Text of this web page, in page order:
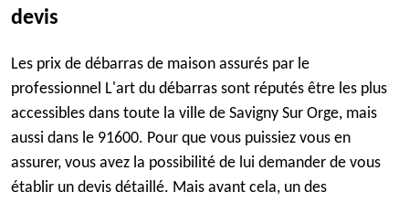
devis
Les prix de débarras de maison assurés par le
professionnel L'art du débarras sont réputés être les plus
accessibles dans toute la ville de Savigny Sur Orge, mais
aussi dans le 91600. Pour que vous puissiez vous en
assurer, vous avez la possibilité de lui demander de vous
établir un devis détaillé. Mais avant cela, un des